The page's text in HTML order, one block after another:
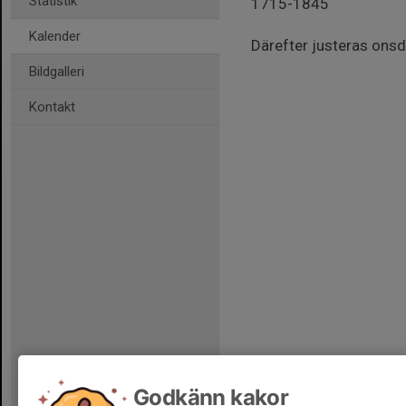
Kalender
Bildgalleri
Kontakt
1715-1845
Därefter justeras
Godkänn kakor